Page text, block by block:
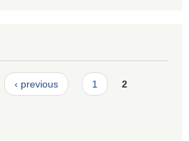
‹ previous 1 2